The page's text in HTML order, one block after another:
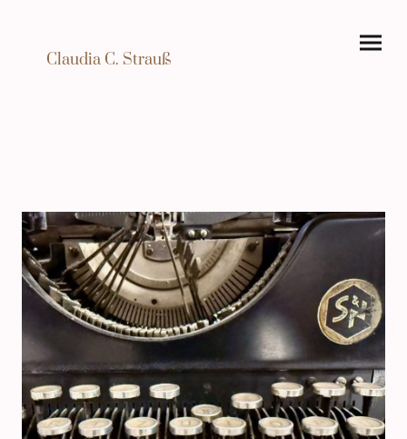
Claudia C. Strauß